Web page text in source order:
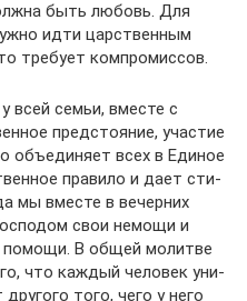
быть любовь. Для
идти цар­ствен­ным
тре­бу­ет компромиссов.
всей семьи, вме­сте с
пред­сто­я­ние, уча­стие
объ­еди­ня­ет всех в Еди­ное
пра­ви­ло и дает сти­
мы вме­сте в вечер­них
свои немо­щи и
помо­щи. В общей молит­ве
что каж­дый чело­век уни­
того, чего у него